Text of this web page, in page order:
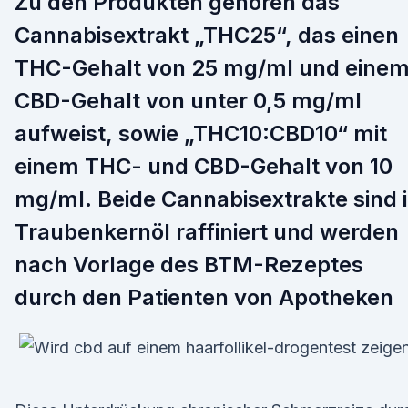
Cannabisextrakt „THC25“, das einen
THC-Gehalt von 25 mg/ml und
CBD-Gehalt von unter 0,5 mg/ml
aufweist, sowie „THC10:CBD10“ mit
einem THC- und CBD-Gehalt von 10
mg/ml. Beide Cannabisextrakte sind
Traubenkernöl raffiniert und werden
nach Vorlage des BTM-Rezeptes
durch den Patienten von Apotheken